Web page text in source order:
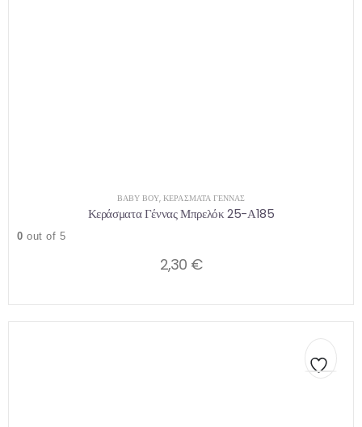
ΒΑΒΥ ΒΟΥ,ΚΕΡΆΣΜΑΤΑ ΓΈΝΝΑΣ
Κεράσματα Γέννας Μπρελόκ 25-Α185
0 out of 5
2,30 €